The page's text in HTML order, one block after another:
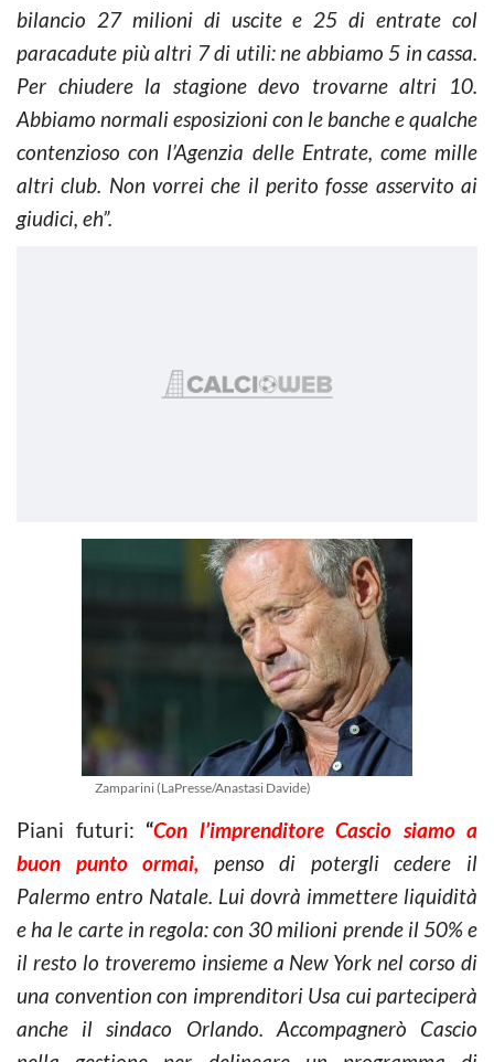
bilancio 27 milioni di uscite e 25 di entrate col
paracadute più altri 7 di utili: ne abbiamo 5 in cassa.
Per chiudere la stagione devo trovarne altri 10.
Abbiamo normali esposizioni con le banche e qualche
contenzioso con l’Agenzia delle Entrate, come mille
altri club. Non vorrei che il perito fosse asservito ai
giudici, eh”.
Zamparini (LaPresse/Anastasi Davide)
Piani futuri: “Con l’imprenditore Cascio siamo a
buon punto ormai, penso di potergli cedere il
Palermo entro Natale. Lui dovrà immettere liquidità
e ha le carte in regola: con 30 milioni prende il 50% e
il resto lo troveremo insieme a New York nel corso di
una convention con imprenditori Usa cui parteciperà
anche il sindaco Orlando. Accompagnerò Cascio